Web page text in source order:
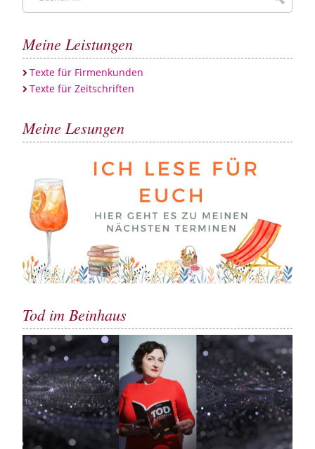
…
Meine Leistungen
Texte für Firmenkunden
Texte für Zeitschriften
Meine Lesungen
Tod im Beinhaus